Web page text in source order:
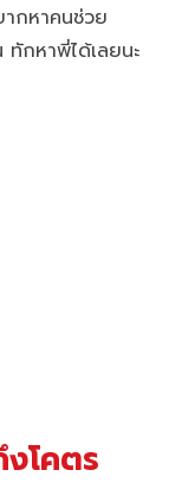
กหาคนช่วย
กหาพี่ได้เลยนะ
โคตร